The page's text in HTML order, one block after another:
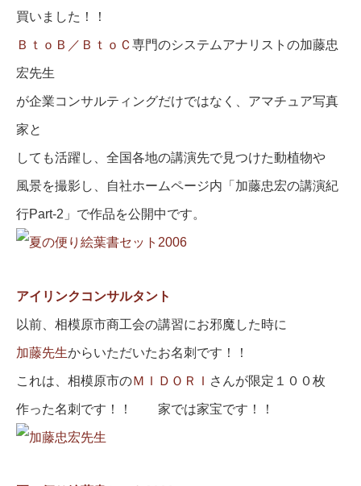
買いました！！
ＢｔｏＢ／ＢｔｏＣ 専門のシステムアナリストの加藤忠
宏先生
が企業コンサルティングだけではなく、アマチュア写真
家と
しても活躍し、全国各地の講演先で見つけた動植物や
風景を撮影し、自社ホームページ内「加藤忠宏の講演紀
行Part-2」で作品を公開中です。
アイリンクコンサルタント
以前、相模原市商工会の講習にお邪魔した時に
加藤先生からいただいたお名刺です！！
これは、相模原市のＭＩＤＯＲＩ さんが限定１００枚
作った名刺です！！ 家では家宝です！！